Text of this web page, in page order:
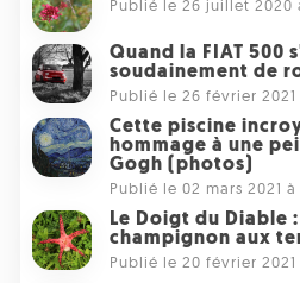
Publié le 26 juillet 2020
Quand la FIAT 500
soudainement de
Publié le 26 février 2021
Cette piscine
hommage à une
Gogh (photos)
Publié le 02 mars 2021 à
Le Doigt du Diable
champignon aux
Publié le 20 février 2021